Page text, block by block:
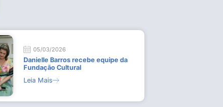
05/03/2026
Danielle Barros recebe equipe da
Fundação Cultural
Leia Mais